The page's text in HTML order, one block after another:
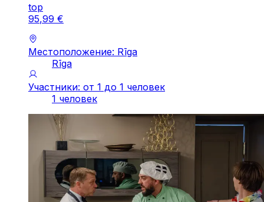
top
95,99 €
Местоположение: Rīga
Rīga
Участники: от 1 до 1 человек
1 человек